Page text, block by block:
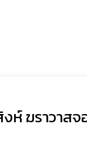
ห์ ฆราวาส